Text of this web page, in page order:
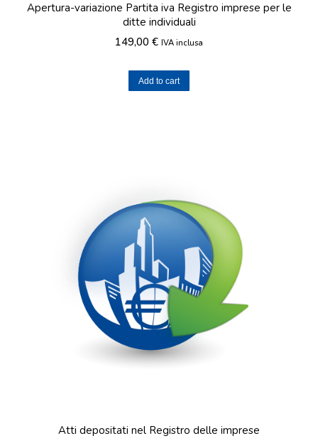
Apertura-variazione Partita iva Registro imprese per le
ditte individuali
149,00 € IVA inclusa
Add to cart
Atti depositati nel Registro delle imprese